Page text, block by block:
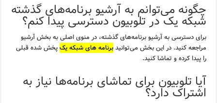
چگونه می‌توانم به آرشیو برنامه‌های گذشته
شبکه یک در تلوبیون دسترسی پیدا کنم؟
برای دسترسی به آرشیو برنامه‌های گذشته، در منوی اصلی به بخش آرشیو
مراجعه کنید. در این بخش می‌توانیدبرنامه های شبکه یکپخش شده قبلی
را پیدا کرده و تماشا کنید.
آیا تلوبیون برای تماشای برنامه‌ها نیاز به
اشتراک دارد؟